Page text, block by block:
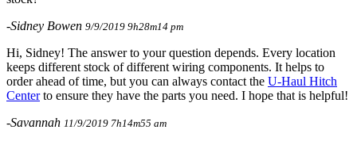
-Sidney Bowen 9/9/2019 9h28m14 pm
Hi, Sidney! The answer to your question depends. Every location
keeps different stock of different wiring components. It helps to
order ahead of time, but you can always contact the U-Haul Hitch
Centerto ensure they have the parts you need. I hope that is helpful!
-Savannah 11/9/2019 7h14m55 am